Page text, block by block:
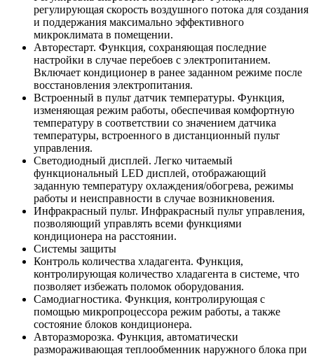
регулирующая скорость воздушного потока для создания
и поддержания максимально эффективного
микроклимата в помещении.
Авторестарт. Функция, сохраняющая последние
настройки в случае перебоев с электропитанием.
Включает кондиционер в ранее заданном режиме после
восстановления электропитания.
Встроенный в пульт датчик температуры. Функция,
изменяющая режим работы, обеспечивая комфортную
температуру в соответствии со значением датчика
температуры, встроенного в дистанционный пульт
управления.
Светодиодный дисплей. Легко читаемый
функциональный LED дисплей, отображающий
заданную температуру охлаждения/обогрева, режимы
работы и неисправности в случае возникновения.
Инфракрасный пульт. Инфракрасный пульт управления,
позволяющий управлять всеми функциями
кондиционера на расстоянии.
Системы защиты
Контроль количества хладагента. Функция,
контролирующая количество хладагента в системе, что
позволяет избежать поломок оборудования.
Самодиагностика. Функция, контролирующая с
помощью микропроцессора режим работы, а также
состояние блоков кондиционера.
Авторазморозка. Функция, автоматически
размораживающая теплообменник наружного блока при